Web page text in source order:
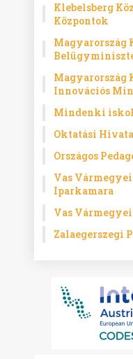
Klebelsberg
Központok
Magyarország
Magyarország
Innovációs
Mindenki
Oktatási
Országos
Vas
Iparkamara
Vas
Zalaegerszegi